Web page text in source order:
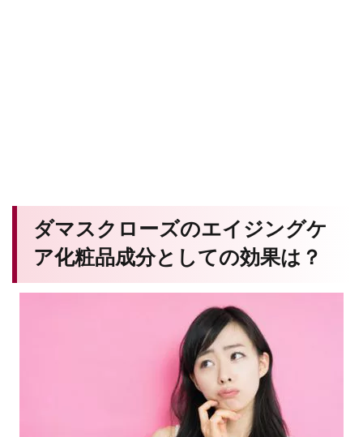
ダマスクローズのエイジングケ
ア化粧品成分としての効果は？